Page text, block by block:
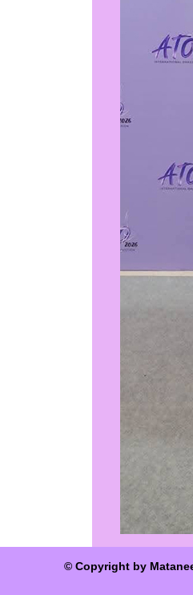
© Copyright by